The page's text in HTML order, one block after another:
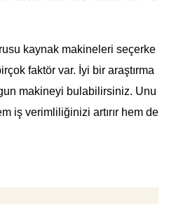
kaynak makineleri seçerke
faktör var. İyi bir araştırma
makineyi bulabilirsiniz. Unu
iş verimliliğinizi artırır hem de